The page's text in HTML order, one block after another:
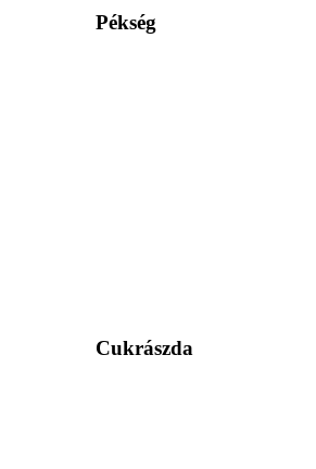
Pékség
Cukrászda